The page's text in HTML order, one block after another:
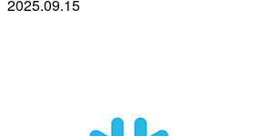
2025.09.15